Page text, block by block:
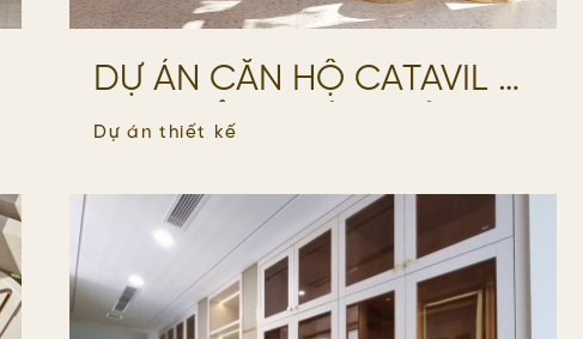
DỰ ÁN CĂN HỘ CATAVIL –
HƠI THỞ NGHỆ THUẬT
SỐNG ĐƯƠNG ĐẠI
Dự án thiết kế